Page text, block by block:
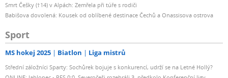
Smrt Češky (†14) v Alpách: Zemřela při túře s rodiči
Babišova dovolená: Kousek od oblíbené destinace Čechů a Onassisova ostrova
Sport
MS hokej 2025 Biatlon Liga mistrů
Střední záložníci Sparty: Sochůrek bojuje s konkurencí, udrží se na Letné Hollý?